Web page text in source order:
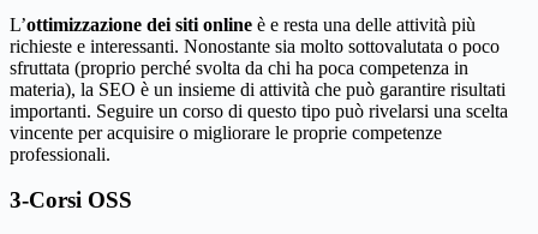
L’ottimizzazione dei siti online è e resta una delle attività più
richieste e interessanti. Nonostante sia molto sottovalutata o poco
sfruttata (proprio perché svolta da chi ha poca competenza in
materia), la SEO è un insieme di attività che può garantire risultati
importanti. Seguire un corso di questo tipo può rivelarsi una scelta
vincente per acquisire o migliorare le proprie competenze
professionali.
3-Corsi OSS